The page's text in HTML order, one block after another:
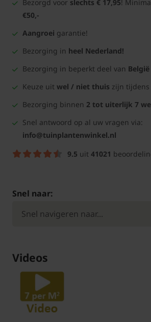
Bezorgd voor slechts € 17,95!
€50,-
Aangroei garantie!
Bezorging in heel Nederland!
Bezorging in beperkt deel van België
Keuze uit wel / niet thuis zijn tijdens
Bezorging binnen 2 tot uiterlijk 7
Snel antwoord op al uw vragen via:
info@tuinplantenwinkel.nl
9.5 uit 41021
Snel naar:
Videos